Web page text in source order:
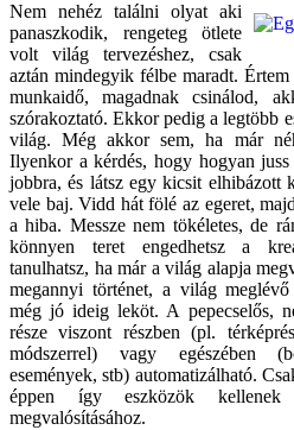
Nem nehéz találni olyat aki
panaszkodik, rengeteg ötlete
volt világ tervezéshez, csak
aztán mindegyik félbe maradt.
munkaidő, magadnak csinálod,
szórakoztató. Ekkor pedig a legtöbb
világ. Még akkor sem, ha már
Ilyenkor a kérdés, hogy hogyan
jobbra, és látsz egy kicsit elhibázott
vele baj. Vidd hát fölé az egeret,
a hiba. Messze nem tökéletes, de
könnyen teret engedhetsz a
tanulhatsz, ha már a világ alapja
megannyi történet, a világ
még jó ideig leköt. A pepecselős,
része viszont részben (pl.
módszerrel) vagy egészében
események, stb) automatizálható.
éppen így eszközök kellenek
megvalósításához.